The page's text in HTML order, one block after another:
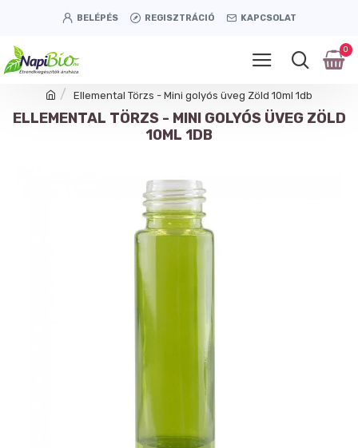
BELÉPÉS REGISZTRÁCIÓ KAPCSOLAT
0
Ellemental Törzs - Mini golyós üveg Zöld 10ml 1db
ELLEMENTAL TÖRZS - MINI GOLYÓS ÜVEG ZÖLD
10ML 1DB